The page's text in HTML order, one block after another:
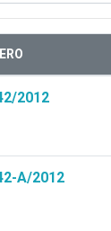
2012
A/2012